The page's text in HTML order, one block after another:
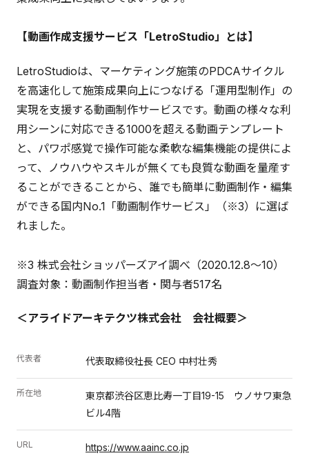
【動画作成支援サービス「LetroStudio」とは】
LetroStudioは、マーケティング施策のPDCAサイクル
を高速化して施策成果向上につなげる「運用型制作」の
実現を支援する動画制作サービスです。動画の様々な利
用シーンに対応できる1000を超える動画テンプレート
と、パワポ感覚で操作可能な柔軟な編集機能の提供によ
って、ノウハウやスキルが無くても良質な動画を量産す
ることができることから、誰でも簡単に動画制作・編集
ができる国内No.1「動画制作サービス」（※3）に選ば
れました。
※3 株式会社ショッパーズアイ調べ（2020.12.8〜10）
調査対象：動画制作担当者・関与者517名
＜アライドアーキテクツ株式会社 会社概要＞
代表者 代表取締役社長 CEO 中村壮秀
所在地
東京都渋谷区恵比寿一丁目19-15 ウノサワ東急
ビル4階
URL https://www.aainc.co.jp